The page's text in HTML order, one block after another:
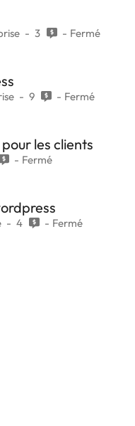
3 Fermé
9 Fermé
les clients
Fermé
4 Fermé